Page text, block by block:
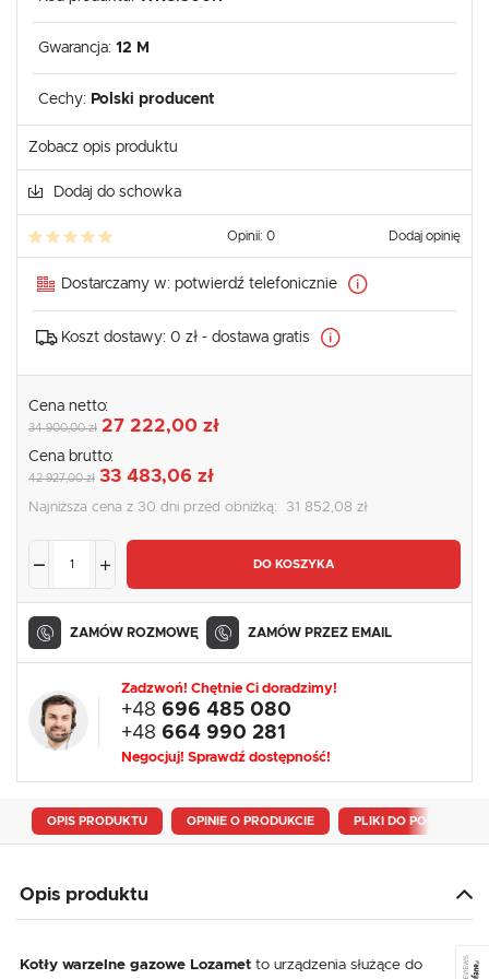
Gwarancja: 12 M
Cechy: Polski producent
Zobacz opis produktu
Dodaj do schowka
Opinii: 0 Dodaj opinię
Dostarczamy w: potwierdź telefonicznie
Koszt dostawy: 0 zł - dostawa gratis
Cena netto:
34 900,00 zł 27 222,00 zł
Cena brutto:
42 927,00 zł 33 483,06 zł
Najniższa cena z 30 dni przed obniżką: 31 852,08 zł
DO KOSZYKA
ZAMÓW ROZMOWĘ ZAMÓW PRZEZ EMAIL
Zadzwoń! Chętnie Ci doradzimy!
+48 696 485 080
+48 664 990 281
Negocjuj! Sprawdź dostępność!
OPIS PRODUKTU OPINIE O PRODUKCIE PLIKI DO POBRANIA
Opis produktu
Kotły warzelne gazowe Lozamet to urządzenia służące do